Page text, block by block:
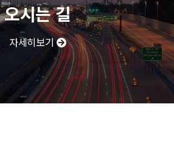
오시는 길
자세히보기